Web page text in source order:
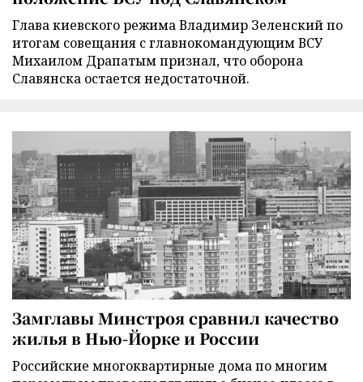
Глава киевского режима Владимир Зеленский по
итогам совещания с главнокомандующим ВСУ
Михаилом Драпатым признал, что оборона
Славянска остается недостаточной.
Замглавы Минстроя сравнил качество
жилья в Нью-Йорке и России
Российские многоквартирные дома по многим